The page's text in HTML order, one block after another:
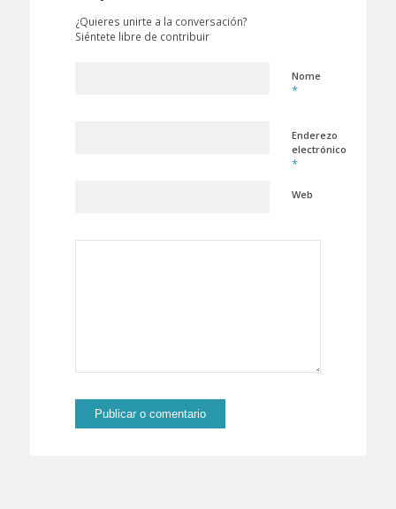
¿Quieres unirte a la conversación?
Siéntete libre de contribuir
Nome
*
Enderezo
electrónico
*
Web